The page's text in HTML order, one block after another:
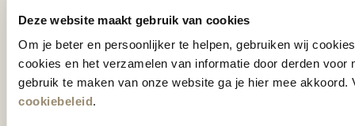
Deze website maakt gebruik van cookies
Om je beter en persoonlijker te helpen, gebruiken wij
cookies en het verzamelen van informatie door derden voor
gebruik te maken van onze website ga je hier mee akkoord.
cookiebeleid.
Aanmelden
Door te abonneren op onze nieuwsbrief, ga je akkoord